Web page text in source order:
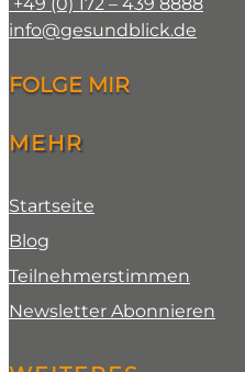
+49 (0) 172 – 439 8888
info@gesundblick.de
FOLGE MIR
MEHR
Startseite
Blog
Teilnehmerstimmen
Newsletter Abonnieren